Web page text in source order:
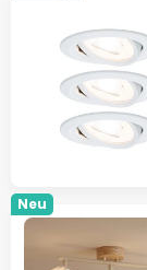
Neu